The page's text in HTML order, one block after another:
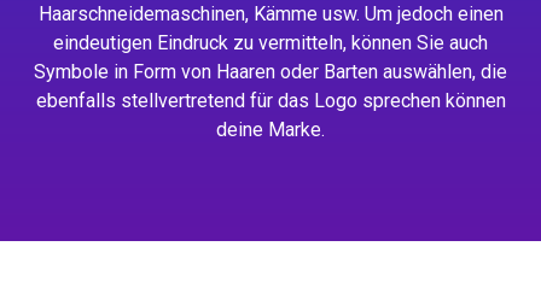
Haarschneidemaschinen, Kämme usw. Um jedoch einen
eindeutigen Eindruck zu vermitteln, können Sie auch
Symbole in Form von Haaren oder Barten auswählen, die
ebenfalls stellvertretend für das Logo sprechen können
deine Marke.